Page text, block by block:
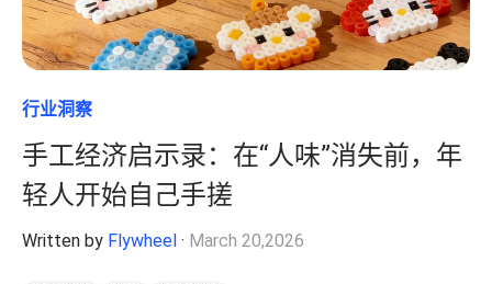
行业洞察
手工经济启示录：在“人味”消失前，年
轻人开始自己手搓
Written by Flywheel · March 20,2026